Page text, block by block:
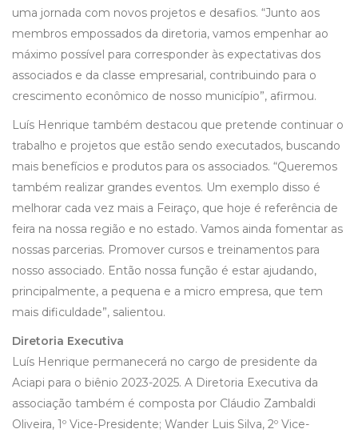
uma jornada com novos projetos e desafios. “Junto aos
membros empossados da diretoria, vamos empenhar ao
máximo possível para corresponder às expectativas dos
associados e da classe empresarial, contribuindo para o
crescimento econômico de nosso município”, afirmou.
Luís Henrique também destacou que pretende continuar o
trabalho e projetos que estão sendo executados, buscando
mais benefícios e produtos para os associados. “Queremos
também realizar grandes eventos. Um exemplo disso é
melhorar cada vez mais a Feiraço, que hoje é referência de
feira na nossa região e no estado. Vamos ainda fomentar as
nossas parcerias. Promover cursos e treinamentos para
nosso associado. Então nossa função é estar ajudando,
principalmente, a pequena e a micro empresa, que tem
mais dificuldade”, salientou.
Diretoria Executiva
Luís Henrique permanecerá no cargo de presidente da
Aciapi para o biênio 2023-2025. A Diretoria Executiva da
associação também é composta por Cláudio Zambaldi
Oliveira, 1º Vice-Presidente; Wander Luis Silva, 2º Vice-